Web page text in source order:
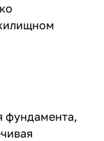
фундамента,